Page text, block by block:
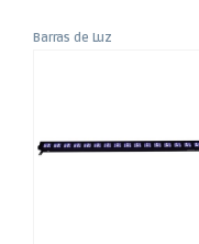
Barras de Luz